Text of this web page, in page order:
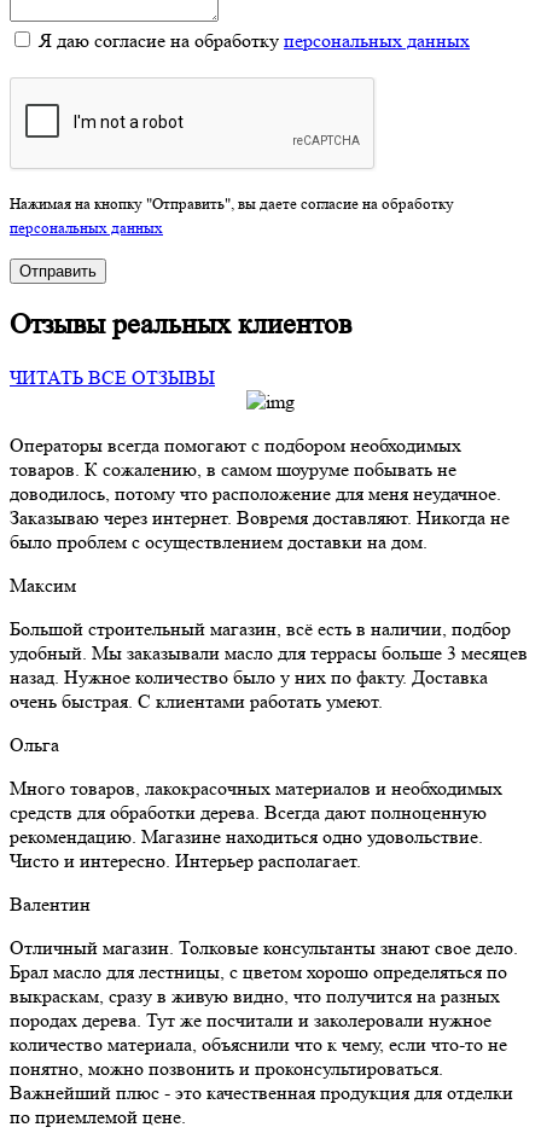
Я даю согласие на обработку персональных данных
Нажимая на кнопку "Отправить", вы даете согласие на обработку
персональных данных
Отправить
Отзывы реальных клиентов
ЧИТАТЬ ВСЕ ОТЗЫВЫ
Операторы всегда помогают с подбором необходимых
товаров. К сожалению, в самом шоуруме побывать не
доводилось, потому что расположение для меня неудачное.
Заказываю через интернет. Вовремя доставляют. Никогда не
было проблем с осуществлением доставки на дом.
Максим
Большой строительный магазин, всё есть в наличии, подбор
удобный. Мы заказывали масло для террасы больше 3 месяцев
назад. Нужное количество было у них по факту. Доставка
очень быстрая. С клиентами работать умеют.
Ольга
Много товаров, лакокрасочных материалов и необходимых
средств для обработки дерева. Всегда дают полноценную
рекомендацию. Магазине находиться одно удовольствие.
Чисто и интересно. Интерьер располагает.
Валентин
Отличный магазин. Толковые консультанты знают свое дело.
Брал масло для лестницы, с цветом хорошо определяться по
выкраскам, сразу в живую видно, что получится на разных
породах дерева. Тут же посчитали и заколеровали нужное
количество материала, объяснили что к чему, если что-то не
понятно, можно позвонить и проконсультироваться.
Важнейший плюс - это качественная продукция для отделки
по приемлемой цене.